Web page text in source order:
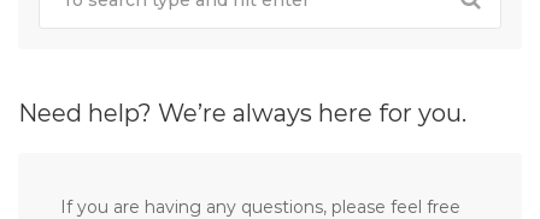
Need help? We’re always here for you.
If you are having any questions, please feel free